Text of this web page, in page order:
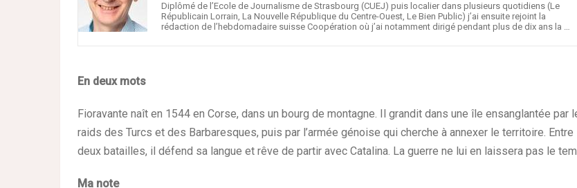
Diplômé de l’Ecole de Journalisme de Strasbourg (CUEJ) puis localier dans plusieurs quotidiens (Le
Républicain Lorrain, La Nouvelle République du Centre-Ouest, Le Bien Public) j’ai ensuite rejoint la
rédaction de l’hebdomadaire suisse Coopération où j’ai notamment dirigé pendant plus de dix ans la …
En deux mots
Fioravante naît en 1544 en Corse, dans un bourg de montagne. Il grandit dans une île ensanglantée par
raids des Turcs et des Barbaresques, puis par l’armée génoise qui cherche à annexer le territoire. Entre
deux batailles, il défend sa langue et rêve de partir avec Catalina. La guerre ne lui en laissera pas le
Ma note